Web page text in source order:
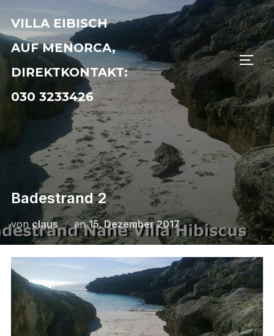
Inhalten
springen
VILLA EIBISCH
AUF MENORCA,
DIREKTKONTAKT:
030 3233426
Badestrand 2
von claus anVeröffentlicht
am
15. Dezember 2017